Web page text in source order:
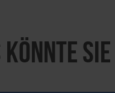
könnte